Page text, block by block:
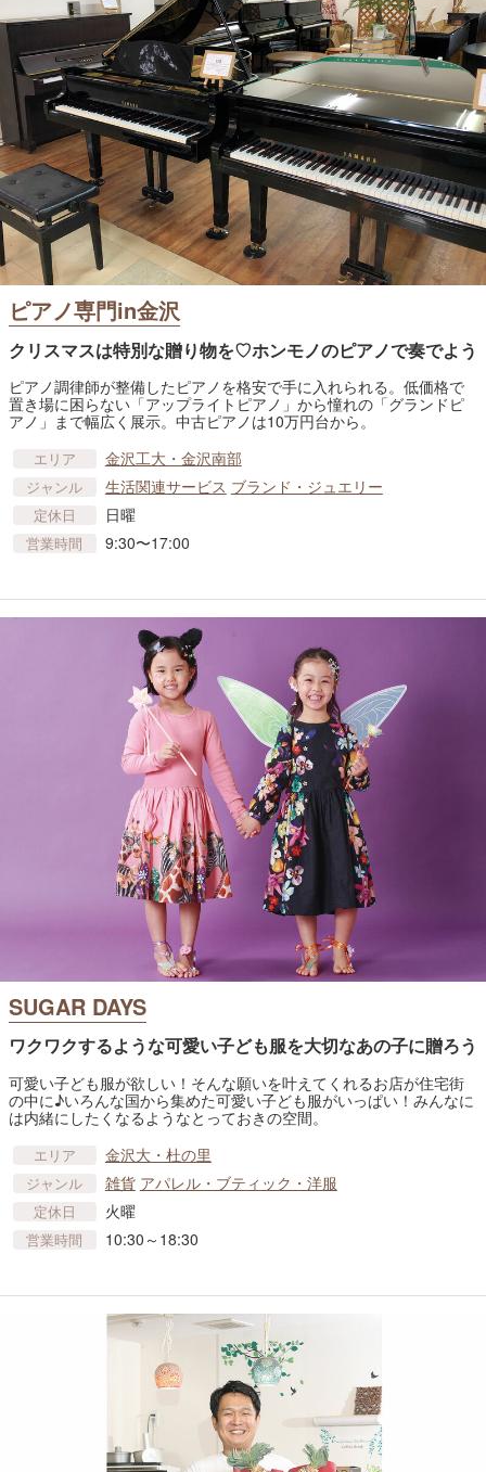
ピアノ専門in金沢
クリスマスは特別な贈り物を♡ホンモノのピアノで奏でよう
ピアノ調律師が整備したピアノを格安で手に入れられる。低価格で
置き場に困らない「アップライトピアノ」から憧れの「グランドピ
アノ」まで幅広く展示。中古ピアノは10万円台から。
エリア 金沢工大・金沢南部
ジャンル 生活関連サービス ブランド・ジュエリー
定休日 日曜
営業時間 9:30〜17:00
SUGAR DAYS
ワクワクするような可愛い子ども服を大切なあの子に贈ろう
可愛い子ども服が欲しい！そんな願いを叶えてくれるお店が住宅街
の中に♪いろんな国から集めた可愛い子ども服がいっぱい！みんなに
は内緒にしたくなるようなとっておきの空間。
エリア 金沢大・杜の里
ジャンル 雑貨 アパレル・ブティック・洋服
定休日 火曜
営業時間 10:30～18:30